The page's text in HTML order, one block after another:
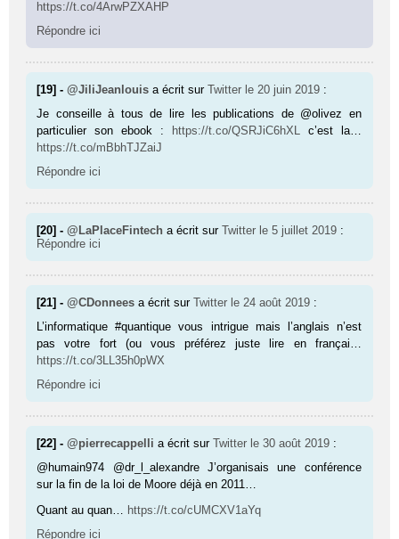
https://t.co/4ArwPZXAHP
Répondre ici
[19] -@JiliJeanlouis a écrit surTwitter le 20 juin 2019 :
Je conseille à tous de lire les publications de @olivez en
particulier son ebook :
https://t.co/QSRJiC6hXL
c’est la…
https://t.co/mBbhTJZaiJ
Répondre ici
[20] -@LaPlaceFintech a écrit surTwitter le 5 juillet 2019 :
Répondre ici
[21] -@CDonnees a écrit surTwitter le 24 août 2019 :
L’informatique #quantique vous intrigue mais l’anglais n’est
pas votre fort (ou vous préférez juste lire en françai…
https://t.co/3LL35h0pWX
Répondre ici
[22] -@pierrecappelli a écrit surTwitter le 30 août 2019 :
@humain974 @dr_l_alexandre J’organisais une conférence
sur la fin de la loi de Moore déjà en 2011…
Quant au quan…
https://t.co/cUMCXV1aYq
Répondre ici